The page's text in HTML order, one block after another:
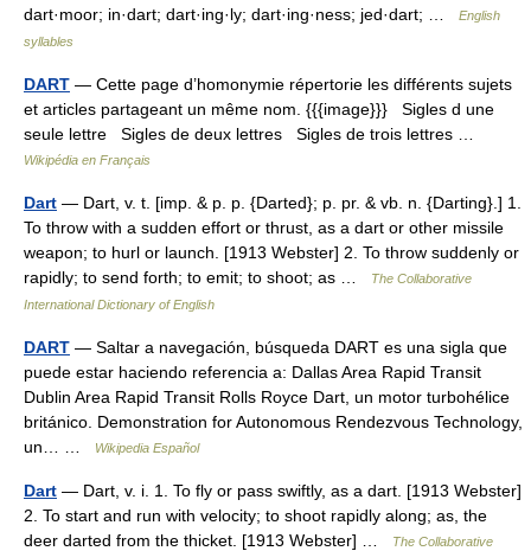
dart·moor; in·dart; dart·ing·ly; dart·ing·ness; jed·dart; …
English
syllables
DART — Cette page d’homonymie répertorie les différents sujets
et articles partageant un même nom. {{{image}}} Sigles d une
seule lettre Sigles de deux lettres Sigles de trois lettres …
Wikipédia en Français
Dart — Dart, v. t. [imp. & p. p. {Darted}; p. pr. & vb. n. {Darting}.] 1.
To throw with a sudden effort or thrust, as a dart or other missile
weapon; to hurl or launch. [1913 Webster] 2. To throw suddenly or
rapidly; to send forth; to emit; to shoot; as …
The Collaborative
International Dictionary of English
DART — Saltar a navegación, búsqueda DART es una sigla que
puede estar haciendo referencia a: Dallas Area Rapid Transit
Dublin Area Rapid Transit Rolls Royce Dart, un motor turbohélice
británico. Demonstration for Autonomous Rendezvous Technology,
un… …
Wikipedia Español
Dart — Dart, v. i. 1. To fly or pass swiftly, as a dart. [1913 Webster]
2. To start and run with velocity; to shoot rapidly along; as, the
deer darted from the thicket. [1913 Webster] …
The Collaborative